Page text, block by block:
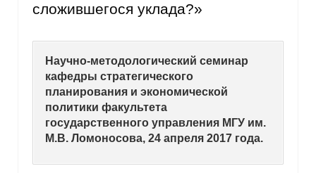
сложившегося уклада?»
Научно-методологический семинар
кафедры стратегического
планирования и экономической
политики факультета
государственного управления МГУ им.
М.В. Ломоносова, 24 апреля 2017 года.